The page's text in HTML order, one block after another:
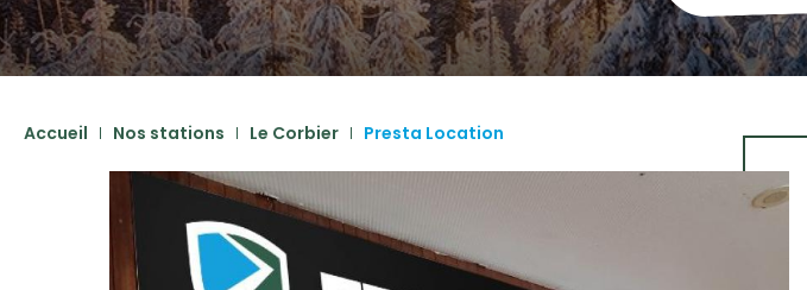
Accueil Nos stations Le Corbier Presta Location